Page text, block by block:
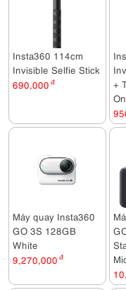
Insta360 114cm
Invisible Selfie Stick
690,000 đ
+
Máy quay Insta360
GO 3S 128GB
White
9,270,000 đ